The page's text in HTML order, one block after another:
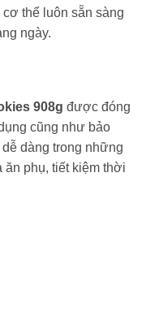
thể luôn sẵn sàng
ngày.
908g được đóng
cũng như bảo
dàng trong những
phụ, tiết kiệm thời